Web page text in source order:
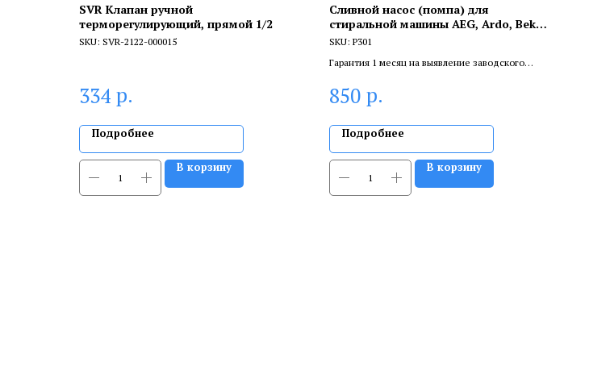
SVR Клапан ручной
терморегулирующий, прямой 1/2
SKU: SVR-2122-000015
334 р.
Подробнее
В корзину
Сливной насос (помпа) для
стиральной машины AEG, Ardo, Beko,
Bosch, 30W, 8 защелок, Р301
SKU: Р301
Гарантия 1 месяц на выявление заводского
сертифицированный специалист.
850 р.
Подробнее
В корзину